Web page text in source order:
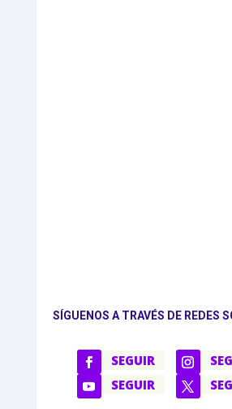
SÍGUENOS A TRAVÉS DE REDES
SEGUIR
SEGUIR